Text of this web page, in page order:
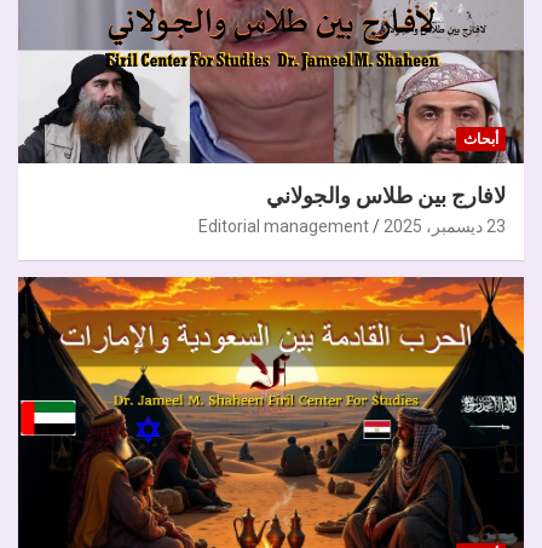
أبحاث
لافارج بين طلاس والجولاني
23 ديسمبر، 2025 Editorial management